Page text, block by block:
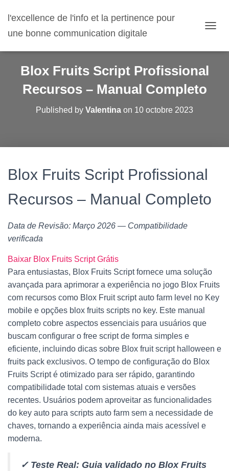
l'excellence de l'info et la pertinence pour
une bonne communication digitale
V
V
Blox Fruits Script Profissional
Recursos – Manual Completo
Published by Valentina on 10 octobre 2023
Blox Fruits Script Profissional
Recursos – Manual Completo
Data de Revisão: Março 2026 — Compatibilidade
verificada
Baixar Blox Fruits Script Grátis
Para entusiastas, Blox Fruits Script fornece uma solução
avançada para aprimorar a experiência no jogo Blox Fruits
com recursos como Blox Fruit script auto farm level no Key
mobile e opções blox fruits scripts no key. Este manual
completo cobre aspectos essenciais para usuários que
buscam configurar o free script de forma simples e
eficiente, incluindo dicas sobre Blox fruit script halloween e
fruits pack exclusivos. O tempo de configuração do Blox
Fruits Script é otimizado para ser rápido, garantindo
compatibilidade total com sistemas atuais e versões
recentes. Usuários podem aproveitar as funcionalidades
do key auto para scripts auto farm sem a necessidade de
chaves, tornando a experiência ainda mais acessível e
moderna.
✓ Teste Real: Guia validado no Blox Fruits